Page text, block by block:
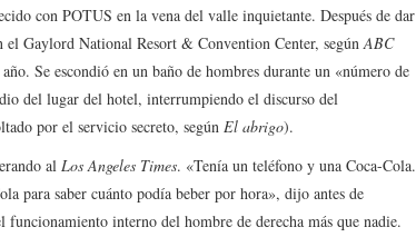
con POTUS en la vena del valle inquietante. Después de dar
el Gaylord National Resort & Convention Center, segúnABC
Se escondió en un baño de hombres durante un «número de
del lugar del hotel, interrumpiendo el discurso del
por el servicio secreto, según El abrigo).
al Los Angeles Times. «Tenía un teléfono y una Coca-Cola.
para saber cuánto podía beber por hora», dijo antes de
interno del hombre de derecha más que nadie.